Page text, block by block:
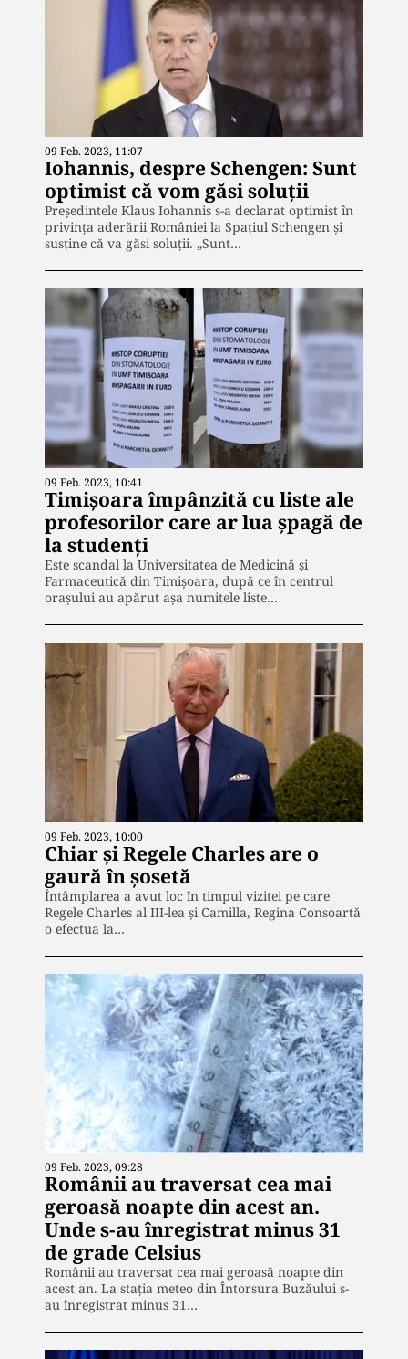
09 Feb. 2023, 11:07
Iohannis, despre Schengen: Sunt
optimist că vom găsi soluții
Președintele Klaus Iohannis s-a declarat optimist în
privința aderării României la Spațiul Schengen și
susține că va găsi soluții. „Sunt…
09 Feb. 2023, 10:41
Timișoara împânzită cu liste ale
profesorilor care ar lua șpagă de
la studenți
Este scandal la Universitatea de Medicină și
Farmaceutică din Timișoara, după ce în centrul
orașului au apărut așa numitele liste…
09 Feb. 2023, 10:00
Chiar și Regele Charles are o
gaură în șosetă
Întâmplarea a avut loc în timpul vizitei pe care
Regele Charles al III-lea și Camilla, Regina Consoartă
o efectua la…
09 Feb. 2023, 09:28
Românii au traversat cea mai
geroasă noapte din acest an.
Unde s-au înregistrat minus 31
de grade Celsius
Românii au traversat cea mai geroasă noapte din
acest an. La staţia meteo din Întorsura Buzăului s-
au înregistrat minus 31…